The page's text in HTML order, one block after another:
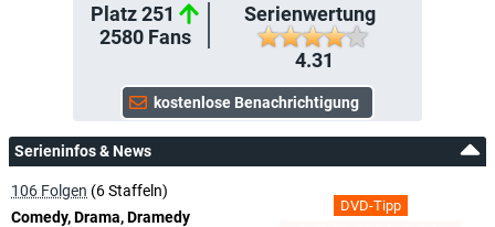
Platz 251
2580Fans
Serienwertung
4.31
Serieninfos & News
DVD-Tipp
106 Folgen (6 Staffeln)
Comedy, Drama, Dramedy